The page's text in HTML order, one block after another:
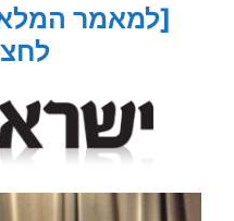
[למאמר